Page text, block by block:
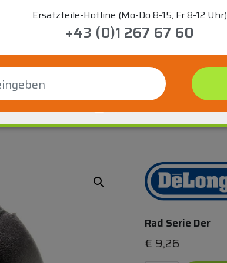
Ersatzteile-Hotline (Mo-Do 8-15, Fr 8-12 Uhr)
+43 (0)1 267 67 60
Rad Serie Der
€ 9,26